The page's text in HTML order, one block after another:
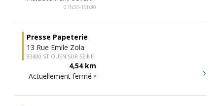
07h30-19h30
Presse Papeterie
13 Rue Emile Zola
93400 ST OUEN SUR SEINE
4,54 km
Actuellement fermé •